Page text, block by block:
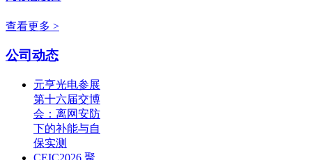
查看更多 >
公司动态
元亨光电参展
第十六届交博
会：离网安防
下的补能与自
保实测
CEIC2026 聚